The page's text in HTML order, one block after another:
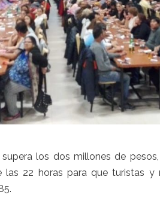
los dos millones de
22 horas para que turistas y